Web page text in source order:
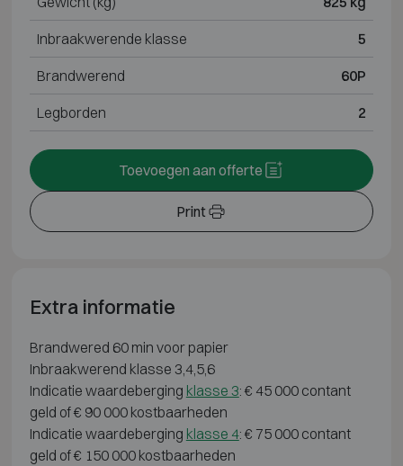
Inbraakwerende klasse 5
Brandwerend 60P
Legborden 2
Print
Toevoegen aan offerte
Extra informatie
Brandwered 60 min voor papier
Inbraakwerend klasse 3,4,5,6
Indicatie waardeberging klasse 3: € 45 000 contant
geld of € 90 000 kostbaarheden
Indicatie waardeberging klasse 4: € 75 000 contant
geld of € 150 000 kostbaarheden